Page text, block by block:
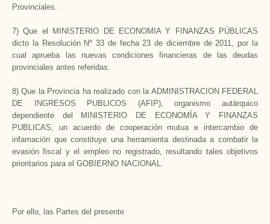
Provinciales.
7) Que el MINISTERIO DE ECONOMIA Y FINANZAS PÚBLICAS
dicto la Resolución Nº 33 de fecha 23 de diciembre de 2011, por la
cual aprueba las nuevas condiciones financieras de las deudas
provinciales antes referidas.
8) Que la Provincia ha realizado con la ADMINISTRACION FEDERAL
DE INGRESOS PUBLICOS (AFIP), organismo autárquico
dependiente del MINISTERIO DE ECONOMÍA Y FINANZAS
PUBLICAS, un acuerdo de cooperación mutua e intercambio de
infamación que constituye una herramienta destinada a combatir la
evasión fiscal y el empleo no registrado, resultando tales objetivos
prioritarios para el GOBIERNO NACIONAL.
Por ello, las Partes del presente